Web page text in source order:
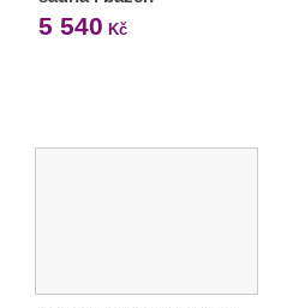
5 540 Kč